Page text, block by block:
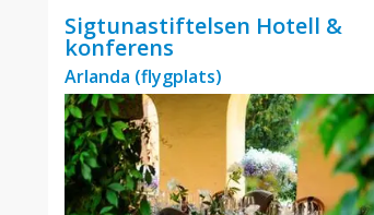
Sigtunastiftelsen Hotell &
konferens
Arlanda (flygplats)